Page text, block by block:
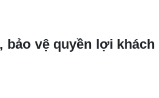
bảo vệ quyền lợi khách